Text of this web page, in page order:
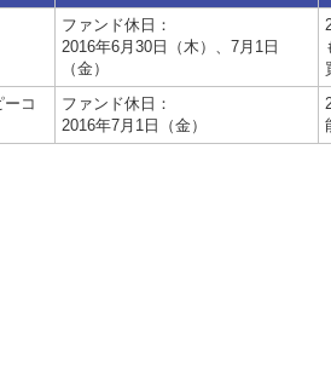
ファンド休日：
2016年6月30日（木）、7月1日
（金）
コ
ファンド休日：
2016年7月1日（金）